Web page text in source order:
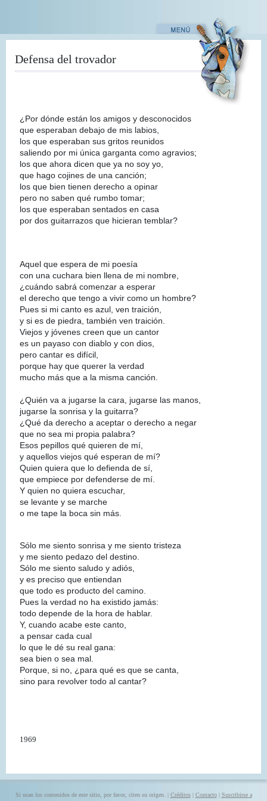
contenido
Defensa del trovador
¿Por dónde están los amigos y desconocidos
que esperaban debajo de mis labios,
los que esperaban sus gritos reunidos
saliendo por mi única garganta como agravios;
los que ahora dicen que ya no soy yo,
que hago cojines de una canción;
los que bien tienen derecho a opinar
pero no saben qué rumbo tomar;
los que esperaban sentados en casa
por dos guitarrazos que hicieran temblar?
Aquel que espera de mi poesía
con una cuchara bien llena de mi nombre,
¿cuándo sabrá comenzar a esperar
el derecho que tengo a vivir como un hombre?
Pues si mi canto es azul, ven traición,
y si es de piedra, también ven traición.
Viejos y jóvenes creen que un cantor
es un payaso con diablo y con dios,
pero cantar es difícil,
porque hay que querer la verdad
mucho más que a la misma canción.
¿Quién va a jugarse la cara, jugarse las manos,
jugarse la sonrisa y la guitarra?
¿Qué da derecho a aceptar o derecho a negar
que no sea mi propia palabra?
Esos pepillos qué quieren de mí,
y aquellos viejos qué esperan de mí?
Quien quiera que lo defienda de sí,
que empiece por defenderse de mí.
Y quien no quiera escuchar,
se levante y se marche
o me tape la boca sin más.
Sólo me siento sonrisa y me siento tristeza
y me siento pedazo del destino.
Sólo me siento saludo y adiós,
y es preciso que entiendan
que todo es producto del camino.
Pues la verdad no ha existido jamás:
todo depende de la hora de hablar.
Y, cuando acabe este canto,
a pensar cada cual
lo que le dé su real gana:
sea bien o sea mal.
Porque, si no, ¿para qué es que se canta,
sino para revolver todo al cantar?
1969
Si usan los contenidos de este sitio, por favor, citen su origen. | Créditos| Contacto| Suscribirse a